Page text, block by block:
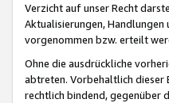
Verzicht auf unser Recht
Aktualisierungen, Handlungen
vorgenommen bzw. erteilt
Ohne die ausdrückliche
abtreten. Vorbehaltlich dieser
rechtlich bindend, gegenüber